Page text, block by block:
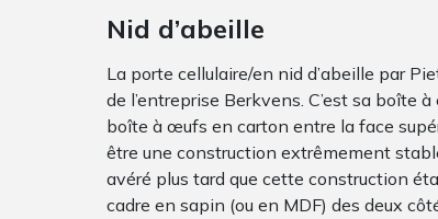
Nid d’abeille
La porte cellulaire/en nid d’abeille par
de l’entreprise Berkvens. C’est sa boîte
boîte à œufs en carton entre la face
être une construction extrêmement
avéré plus tard que cette construction
cadre en sapin (ou en MDF) des deux